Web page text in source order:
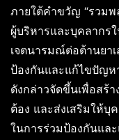
ภายใต้คำขวัญ “รวมพ
ผู้บริหารและบุคลาก
เจตนารมณ์ต่อต้านยา
ป้องกันและแก้ไขปัญห
ดังกล่าวจัดขึ้นเพื่อสร้
ต้อง และส่งเสริมให้บุ
ในการร่วมป้องกันแล